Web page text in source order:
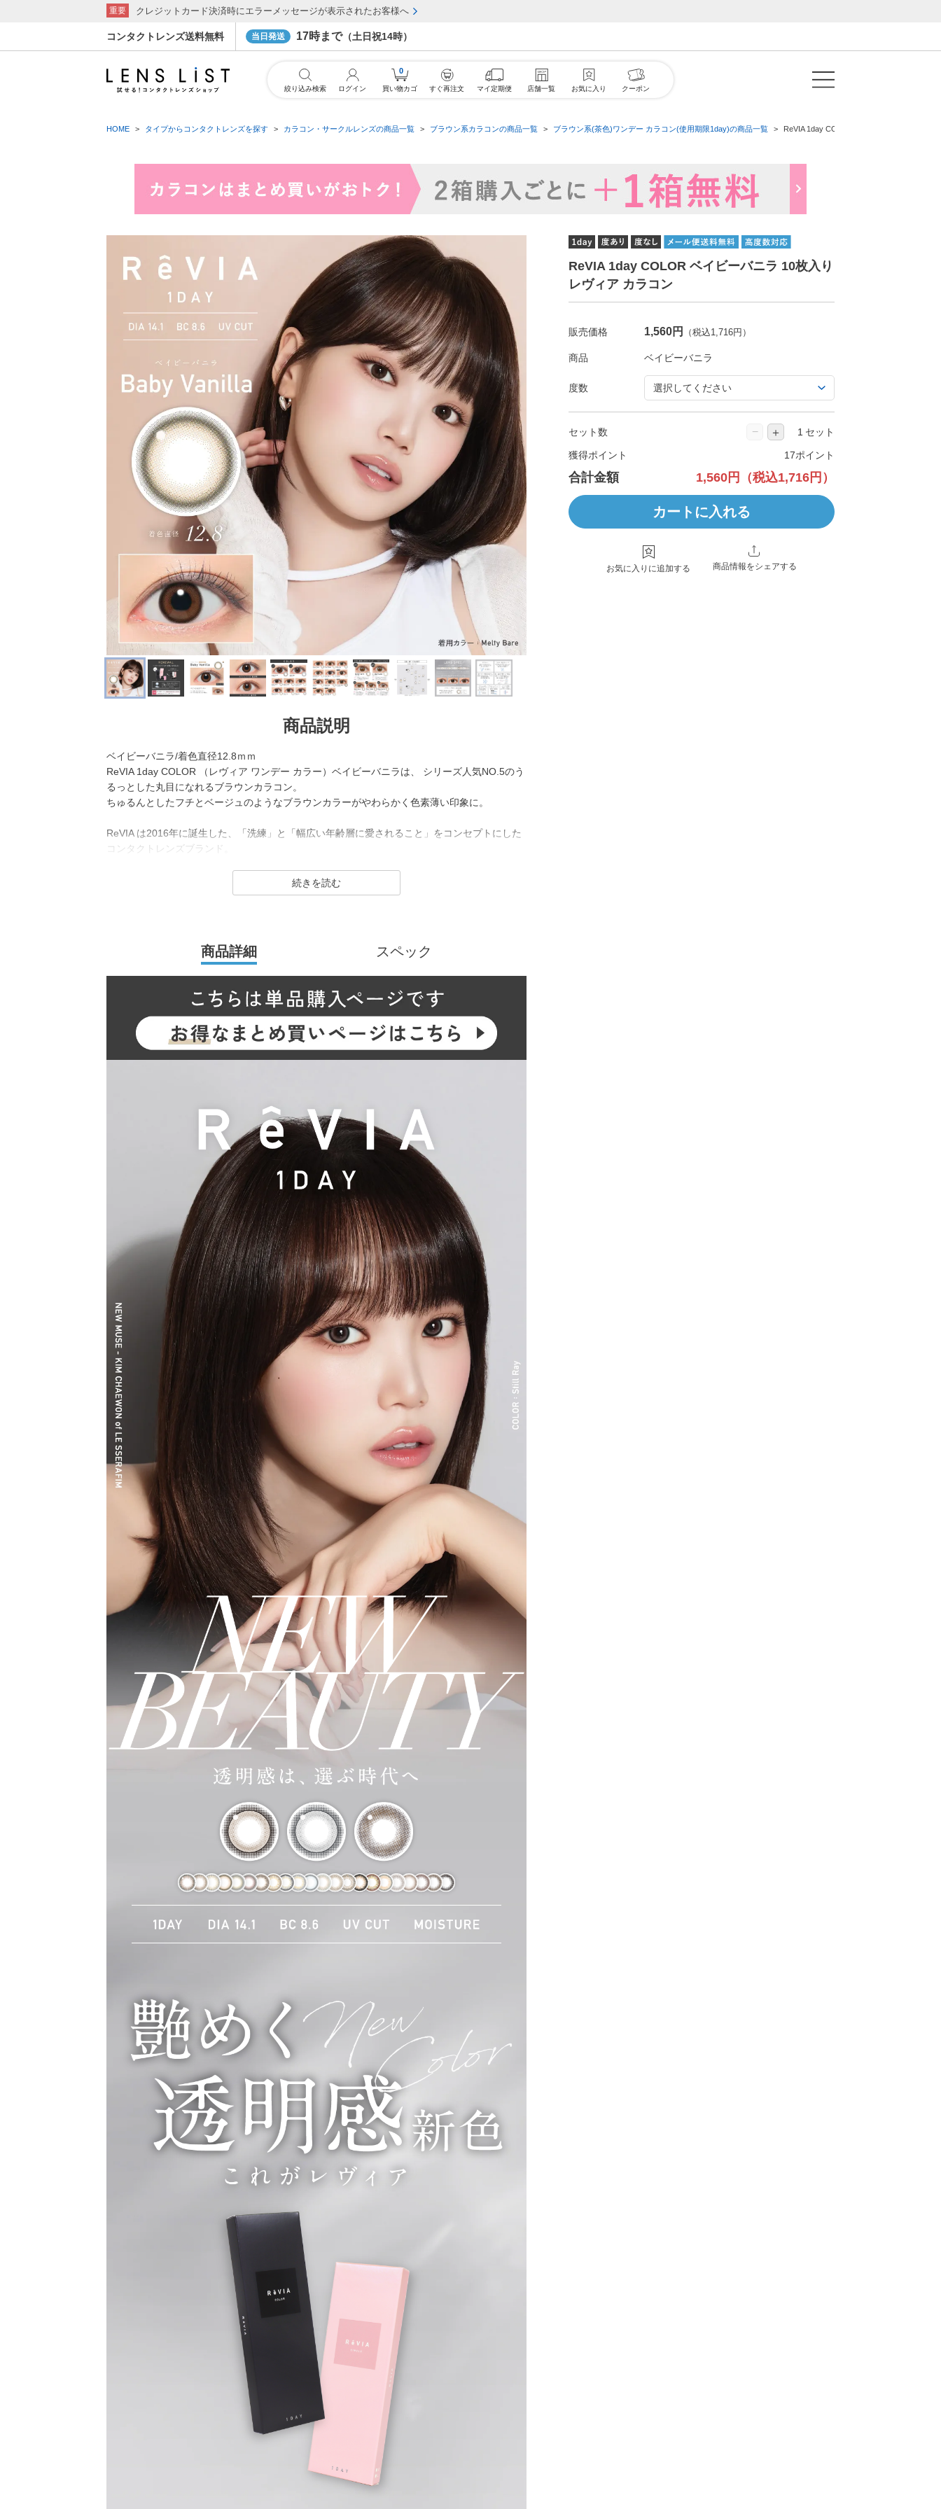
コンタクトレンズ送料無料 当日発送 17時まで（土日祝14時）
重要 クレジットカード決済時にエラーメッセージが表示されたお客様へ
HOME タイプからコンタクトレンズを探す カラコン・サークルレンズの商品一覧 ブラウン系カラコンの商品一覧 ブラウン系(茶色)ワンデー カラコン(使用期限1day)の商品一覧 ReVIA 1day COLOR ベイビーバニラ 10枚入
ReVIA 1day COLOR ベイビーバニラ 10枚入り
レヴィア カラコン
販売価格 1,560円 （税込1,716円）
商品
度数
セット数 − ＋ セット
獲得ポイント 17ポイント
合計金額 1,560円 （税込1,716円）
カートに入れる
お気に入りに追加する 商品情報をシェアする
商品説明
ベイビーバニラ/着色直径12.8ｍｍ
ReVIA 1day COLOR （レヴィア ワンデー カラー）ベイビーバニラは、 シリーズ人気NO.5のう
るっとした丸目になれるブラウンカラコン。
ちゅるんとしたフチとベージュのようなブラウンカラーがやわらかく色素薄い印象に。
ReVIA は2016年に誕生した、「洗練」と「幅広い年齢層に愛されること」をコンセプトにした
コンタクトレンズブランド。
1day（ワンデー）／1month（ワンマンス）／CLEAR（クリア）／Blue Light Barrier（ブルーラ
イトバリア）／TORIC（トーリック） といった幅広いシリーズを展開しており、その中でもカ
2026年には、ブランド誕生から10周年を迎えるにあたり、新イメージモデルに KIM CHAEWO
ク）も誕生し、さらに充実したラインナップに。
裸眼風のナチュラルデザインから、さりげなく盛れるタイプ、普段使いに最適なサークルレン
ズ、クリアコンタクトレンズまで、 豊富なバリエーションで多くの方々の瞳に寄り添い続けて
います。
商品詳細 スペック
絞り込み検索 ログイン
0
買い物カゴ すぐ再注文 マイ定期便 店舗一覧 お気に入り クーポン
クーポン詳細